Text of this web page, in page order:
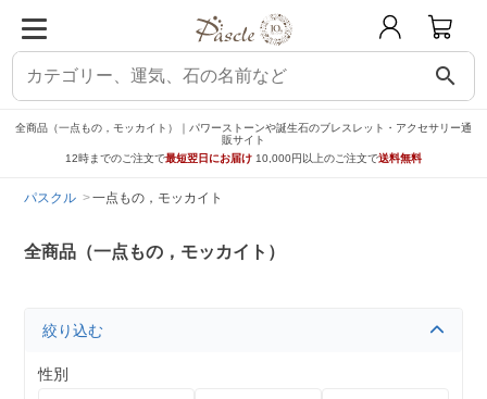
search
全商品（一点もの，モッカイト）｜パワーストーンや誕生石のブレスレット・アクセサリー通
販サイト
12時までのご注文で最短翌日にお届け 10,000円以上のご注文で送料無料
パスクル 一点もの，モッカイト
全商品（一点もの，モッカイト）
絞り込む
性別